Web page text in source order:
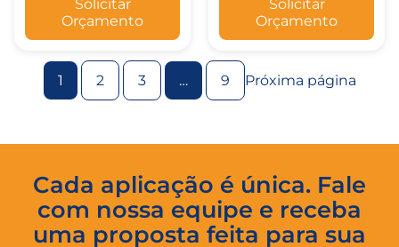
Solicitar
Orçamento
Solicitar
Orçamento
1 2 3 … 9 Próxima página
Cada aplicação é única. Fale
com nossa equipe e receba
uma proposta feita para sua